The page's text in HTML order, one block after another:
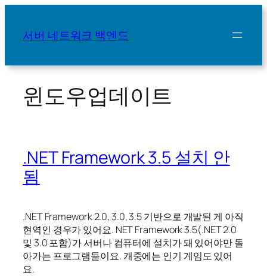
바
서버 네트워크 백엔드
윈도우업데이트
.NET Framework 3.5 설치 안
됨
.NET Framework 2.0, 3.0, 3.5 기반으로 개발된 게 아직
현역인 경우가 있어요. NET Framework 3.5(.NET 2.0
및 3.0 포함)가 서버나 컴퓨터에 설치가 돼 있어야만 돌
아가는 프로그램들이요. 개중에는 인기 게임도 있어
요.